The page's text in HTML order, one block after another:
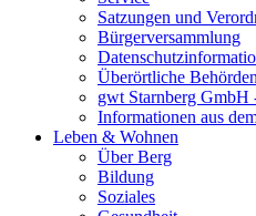
Satzungen und
Bürgerversammlung
Überörtliche Behörden
gwt Starnberg GmbH
Informationen aus
Leben & Wohnen
Über Berg
Bildung
Soziales